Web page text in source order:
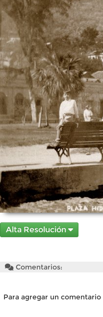
Alta Resolución
Comentarios:
Para agregar un comentario